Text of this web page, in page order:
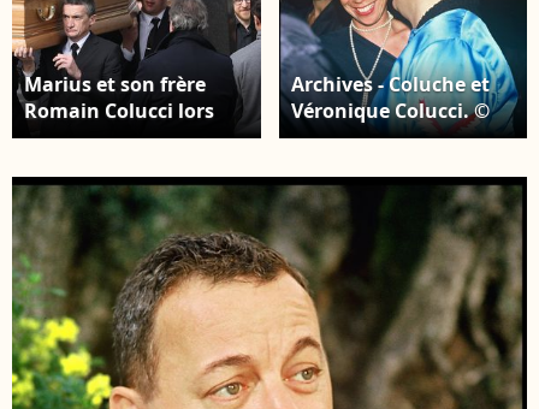
Marius et son frère
Romain Colucci lors
des obsèques de
cimetière communal
de Montrouge, le 12
avril 2018. © Agence /
Bestimage
Archives - Coluche et
Véronique Colucci. ©
BERTRAND RINDOFF